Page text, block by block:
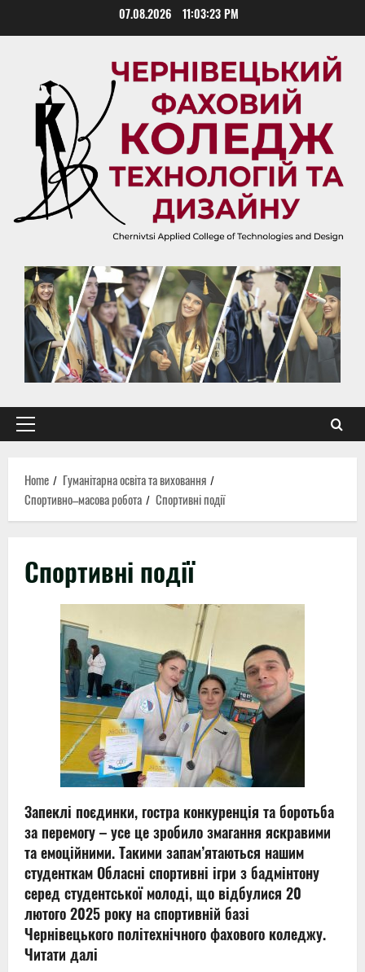
07.08.2026 11:03:24 PM
Primary
Home
Гуманітарна освіта та виховання
Спортивно–масова робота
Спортивні події
Спортивні події
Запеклі поєдинки, гостра конкуренція та боротьба
за перемогу – усе це зробило змагання яскравими
та емоційними. Такими запам’ятаються нашим
студенткам Обласні спортивні ігри з бадмінтону
серед студентської молоді, що відбулися 20
лютого 2025 року на спортивній базі
Чернівецького політехнічного фахового коледжу.
Читати далі